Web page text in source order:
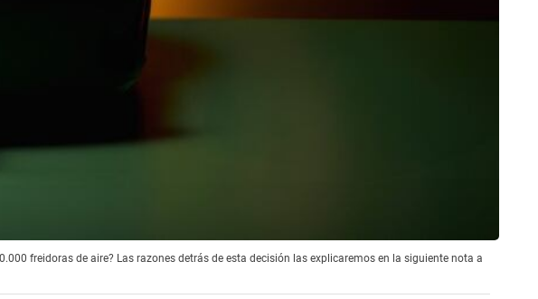
freidoras de aire? Las razones detrás de esta decisión las explicaremos en la siguiente nota a